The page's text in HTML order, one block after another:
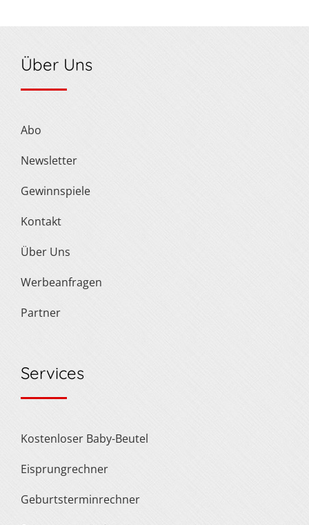
Über Uns
Abo
Newsletter
Gewinnspiele
Kontakt
Über Uns
Werbeanfragen
Partner
Services
Kostenloser Baby-Beutel
Eisprungrechner
Geburtsterminrechner